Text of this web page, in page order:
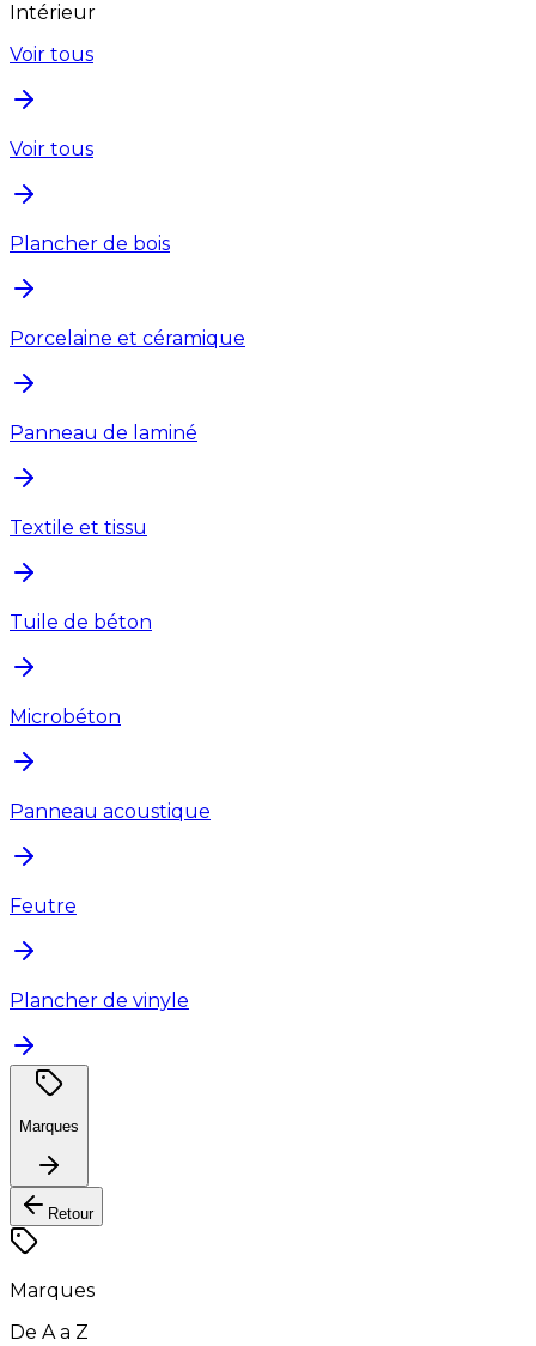
Intérieur
Voir tous
Voir tous
Plancher de bois
Porcelaine et céramique
Panneau de laminé
Textile et tissu
Tuile de béton
Microbéton
Panneau acoustique
Feutre
Plancher de vinyle
Marques
Retour
Marques
De A a Z